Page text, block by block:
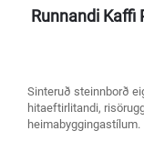
Runnandi Kaffi
Sinteruð steinnborð
hitaeftirlitandi,
heimabyggingastílum.